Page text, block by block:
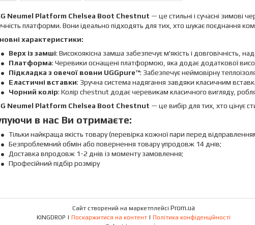
Neumel Platform Chelsea Boot Chestnut — це стильні і сучасні зимові
платформи. Вони ідеально підходять для тих, хто шукає поєднання
характеристики:
Верх із замші: Високоякісна замша забезпечує м'якість і довговічність,
Платформа: Черевики оснащені платформою, яка додає додаткової
Підкладка з овечої вовни UGGpure™: Забезпечує неймовірну
Еластичні вставки: Зручна система надягання завдяки класичним
Чорний колір: Колір chestnut додає черевикам класичного вигляду,
Neumel Platform Chelsea Boot Chestnut — це вибір для тих, хто цінує
в нас Ви отримаєте:
Тільки найкраща якість товару (перевірка кожної пари перед
Безпроблемний обмін або повернення товару упродовж 14 днів;
Доставка впродовж 1-2 днів із моменту замовлення;
Професійний підбір розміру
Сайт створений на маркетплейсі Prom.ua
KINGDROP | Поскаржитися на контент | Політика конфіденційності